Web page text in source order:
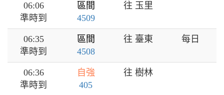
06:06
準時到
區間
4509
往 玉里
06:35
準時到
區間
4508
往 臺東 每日
06:36
準時到
自強
405
往 樹林